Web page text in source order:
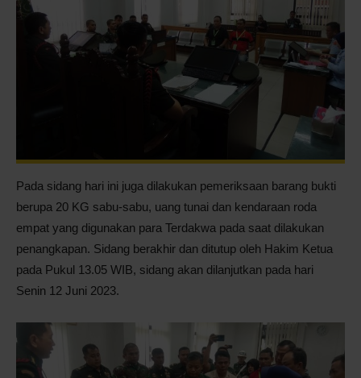
Pada sidang hari ini juga dilakukan pemeriksaan barang bukti
berupa 20 KG sabu-sabu, uang tunai dan kendaraan roda
empat yang digunakan para Terdakwa pada saat dilakukan
penangkapan. Sidang berakhir dan ditutup oleh Hakim Ketua
pada Pukul 13.05 WIB, sidang akan dilanjutkan pada hari
Senin 12 Juni 2023.